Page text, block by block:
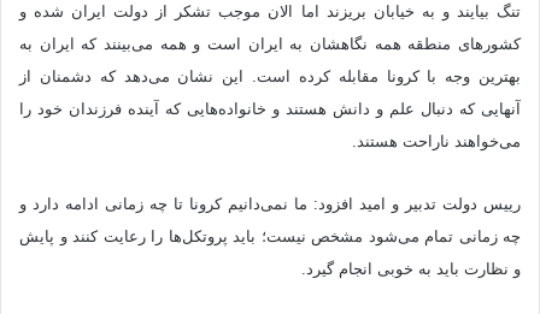
تنگ بیایند و به خیابان بریزند اما الان موجب تشکر از دولت ایران شده و
کشورهای منطقه همه نگاهشان به ایران است و همه می‌بینند که ایران به
بهترین وجه با کرونا مقابله کرده است. این نشان می‌دهد که دشمنان از
آنهایی که دنبال علم و دانش هستند و خانواده‌هایی که آینده فرزندان خود را
می‌خواهند ناراحت هستند.
رییس دولت تدبیر و امید افزود: ما نمی‌دانیم کرونا تا چه زمانی ادامه دارد و
چه زمانی تمام می‌شود مشخص نیست؛ باید پروتکل‌ها را رعایت کنند و پایش
و نظارت باید به خوبی انجام گیرد.